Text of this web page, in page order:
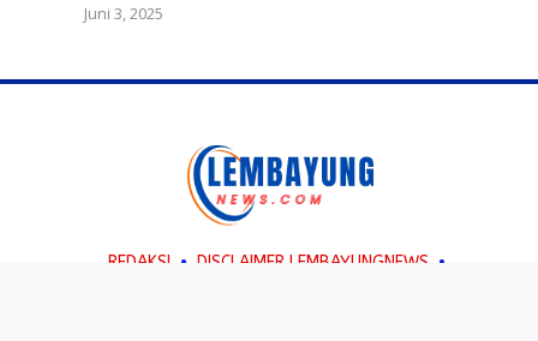
Juni 3, 2025
REDAKSI
DISCLAIMER LEMBAYUNGNEWS